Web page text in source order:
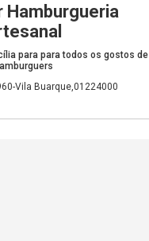
Hamburgueria
para para todos os gostos de
Vila Buarque,01224000